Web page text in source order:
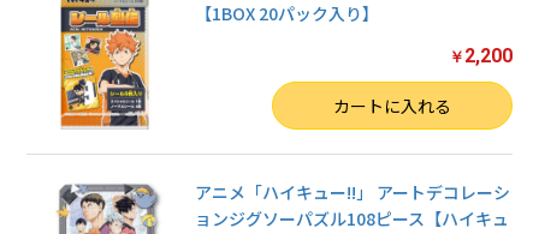
【1BOX 20パック入り】
￥ 2,200
カートに入れる
アニメ「ハイキュー!!」 アートデコレーシ
ョンジグソーパズル108ピース【ハイキュ